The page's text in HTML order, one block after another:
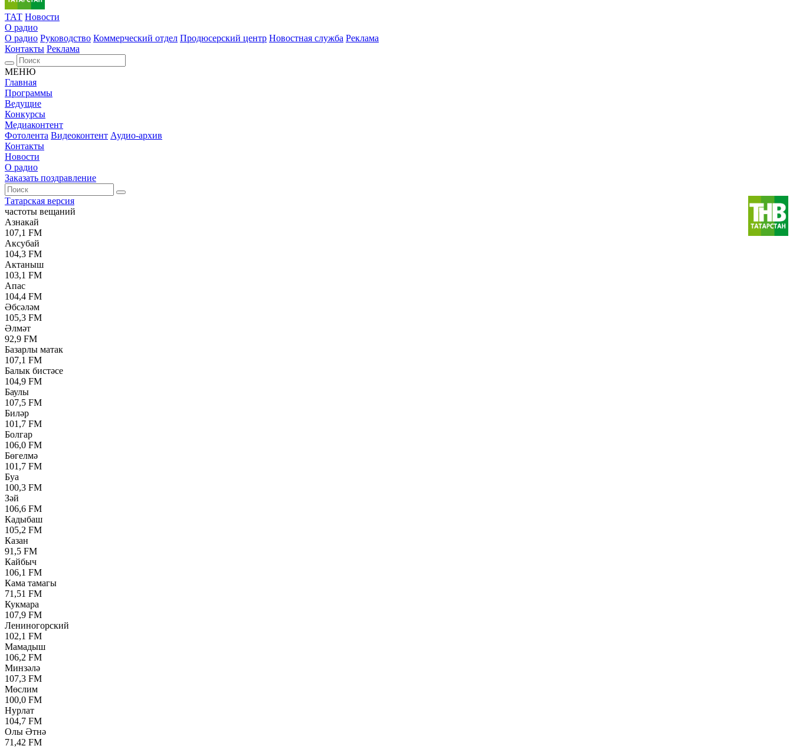
ТАТ Новости
О радио
О радио Руководство Коммерческий отдел Продюсерский центр Новостная служба Реклама
Контакты Реклама
МЕНЮ
Главная
Программы
Ведущие
Конкурсы
Медиаконтент
Фотолента Видеоконтент Аудио-архив
Контакты
Новости
О радио
Заказать поздравление
Татарская версия
частоты вещаний
Азнакай
107,1 FM
Аксубай
104,3 FM
Актаныш
103,1 FM
Апас
104,4 FM
Әбсәләм
105,3 FM
Әлмәт
92,9 FM
Базарлы матак
107,1 FM
Балык бистәсе
104,9 FM
Баулы
107,5 FM
Биләр
101,7 FM
Болгар
106,0 FM
Бөгелмә
101,7 FM
Буа
100,3 FM
Зәй
106,6 FM
Кадыбаш
105,2 FM
Казан
91,5 FM
Кайбыч
106,1 FM
Кама тамагы
71,51 FM
Кукмара
107,9 FM
Лениногорский
102,1 FM
Мамадыш
106,2 FM
Минзәлә
107,3 FM
Мөслим
100,0 FM
Нурлат
104,7 FM
Олы Әтнә
71,42 FM